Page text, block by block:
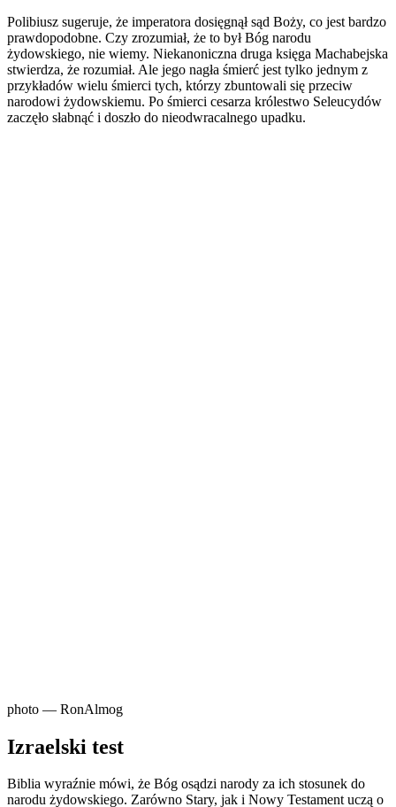
Polibiusz sugeruje, że imperatora dosięgnął sąd Boży, co jest bardzo
prawdopodobne. Czy zrozumiał, że to był Bóg narodu
żydowskiego, nie wiemy. Niekanoniczna druga księga Machabejska
stwierdza, że ​​rozumiał. Ale jego nagła śmierć jest tylko jednym z
przykładów wielu śmierci tych, którzy zbuntowali się przeciw
narodowi żydowskiemu. Po śmierci cesarza królestwo Seleucydów
zaczęło słabnąć i doszło do nieodwracalnego upadku.
photo — RonAlmog
Izraelski test
Biblia wyraźnie mówi, że Bóg osądzi narody za ich stosunek do
narodu żydowskiego. Zarówno Stary, jak i Nowy Testament uczą o